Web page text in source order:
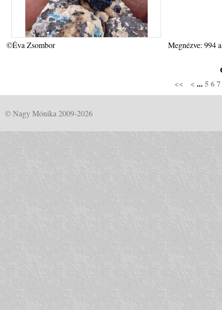
©Éva Zsombor Megnézve: 994
<<
< ...567
© Nagy Mónika 2009-2026